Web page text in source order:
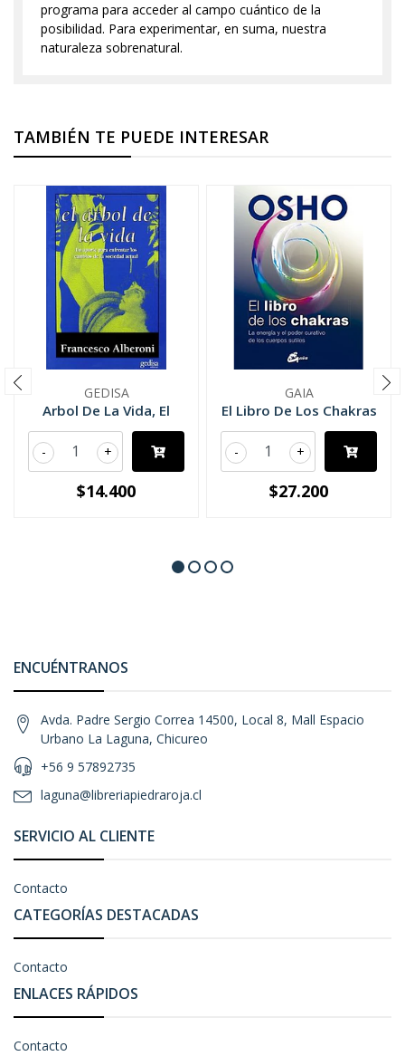
programa para acceder al campo cuántico de la
posibilidad. Para experimentar, en suma, nuestra
naturaleza sobrenatural.
TAMBIÉN TE PUEDE INTERESAR
GEDISA
Arbol De La Vida, El
+
-
$14.400
GAIA
El Libro De Los Chakras
+
-
$27.200
ENCUÉNTRANOS
Avda. Padre Sergio Correa 14500, Local 8, Mall Espacio
Urbano La Laguna, Chicureo
+56 9 57892735
laguna@libreriapiedraroja.cl
SERVICIO AL CLIENTE
Contacto
CATEGORÍAS DESTACADAS
Contacto
ENLACES RÁPIDOS
Contacto